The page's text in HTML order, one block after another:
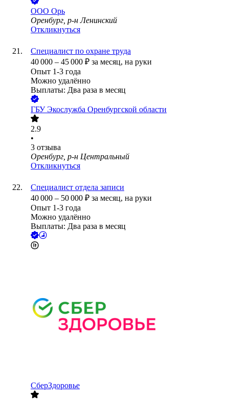
ООО Орь
Оренбург, р-н Ленинский
Откликнуться
Специалист по охране труда
40 000 – 45 000 ₽ за месяц, на руки
Опыт 1-3 года
Можно удалённо
Выплаты: Два раза в месяц
ГБУ Экослужба Оренбургской области
2.9
•
3 отзыва
Оренбург, р-н Центральный
Откликнуться
Специалист отдела записи
40 000 – 50 000 ₽ за месяц, на руки
Опыт 1-3 года
Можно удалённо
Выплаты: Два раза в месяц
СберЗдоровье